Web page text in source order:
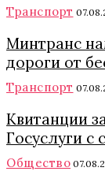
Транспорт
Минтранс
дороги от
Транспорт
Квитанции
Госуслуги с
Общество